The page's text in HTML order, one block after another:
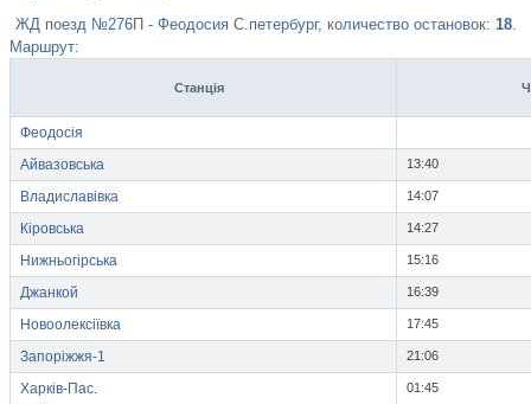
ЖД поезд №276П - Феодосия С.петербург, количество остановок: 18.
Маршрут:
Станція
Феодосія
Айвазовська
13:40
Владиславівка 14:07
Кіровська 14:27
Нижньогірська 15:16
Джанкой 16:39
Новоолексіївка 17:45
Запоріжжя-1 21:06
Харків-Пас. 01:45